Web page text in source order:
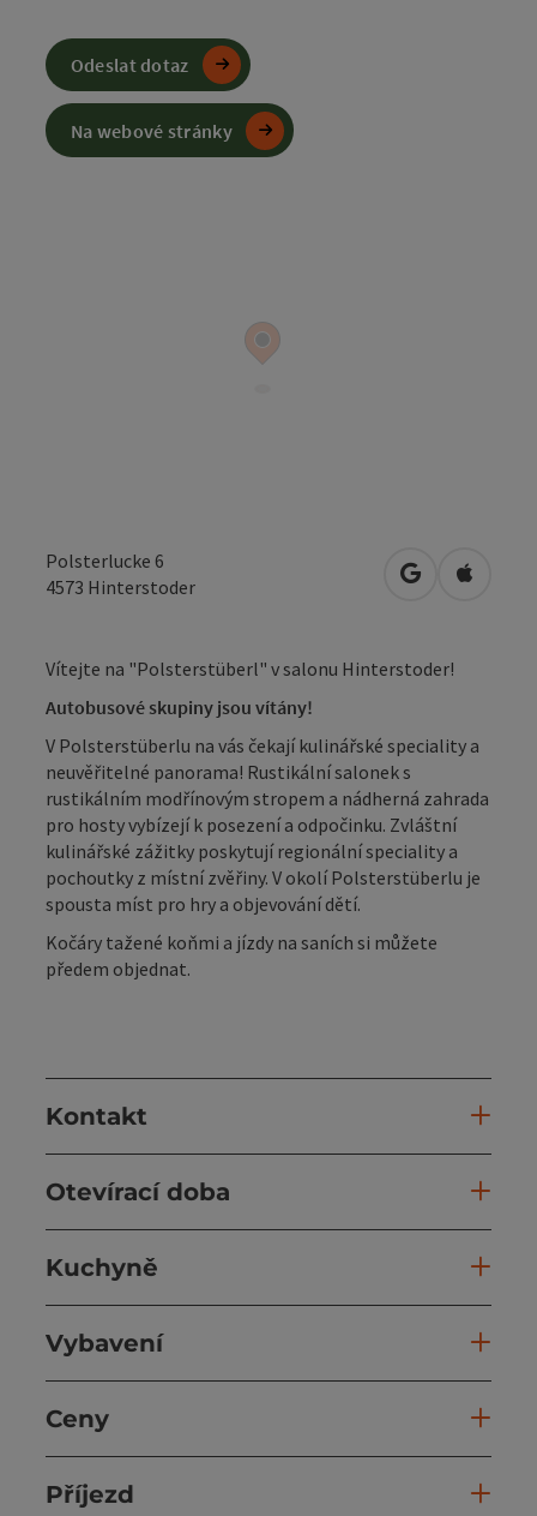
Polsterlucke 6
4573 Hinterstoder Otevřít vOtevřít
Vítejte na "Polsterstüberl" v salonu Hinterstoder!
Autobusové skupiny jsou vítány!
V Polsterstüberlu na vás čekají kulinářské speciality a
neuvěřitelné panorama! Rustikální salonek s
rustikálním modřínovým stropem a nádherná zahrada
pro hosty vybízejí k posezení a odpočinku. Zvláštní
kulinářské zážitky poskytují regionální speciality a
pochoutky z místní zvěřiny. V okolí Polsterstüberlu je
spousta míst pro hry a objevování dětí.
Kočáry tažené koňmi a jízdy na saních si můžete
předem objednat.
Kontakt
Otevírací doba
Kuchyně
Vybavení
Ceny
Příjezd
Odeslat dotaz
Na webové stránky